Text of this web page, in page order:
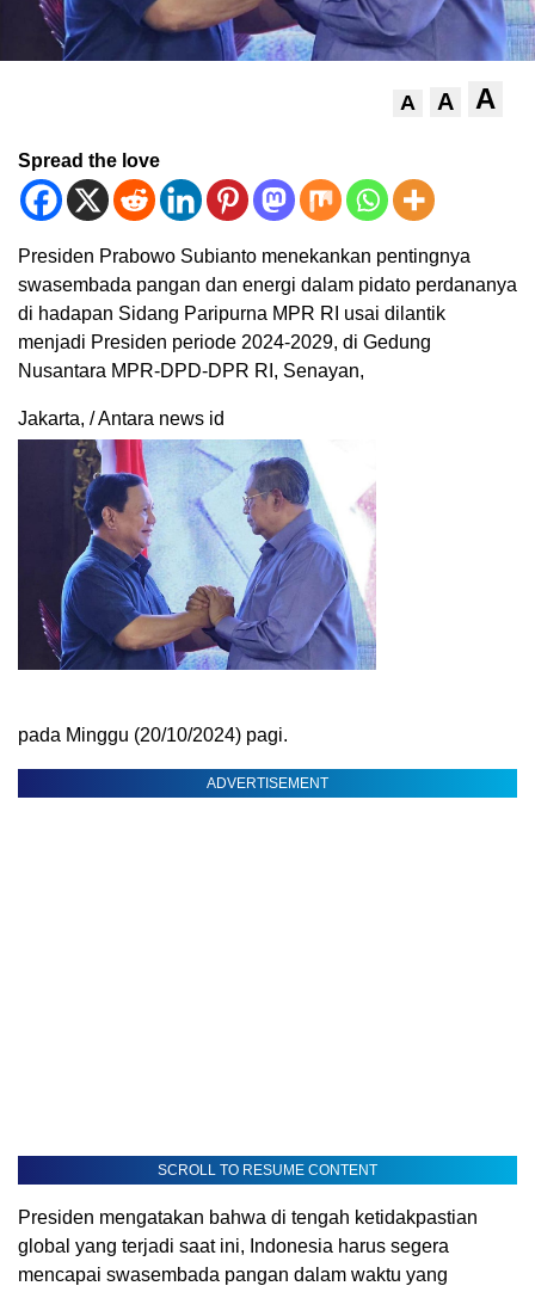
A A A
Spread the love
Presiden Prabowo Subianto menekankan pentingnya
swasembada pangan dan energi dalam pidato perdananya
di hadapan Sidang Paripurna MPR RI usai dilantik
menjadi Presiden periode 2024-2029, di Gedung
Nusantara MPR-DPD-DPR RI, Senayan,
Jakarta, / Antara news id
pada Minggu (20/10/2024) pagi.
ADVERTISEMENT
SCROLL TO RESUME CONTENT
Presiden mengatakan bahwa di tengah ketidakpastian
global yang terjadi saat ini, Indonesia harus segera
mencapai swasembada pangan dalam waktu yang